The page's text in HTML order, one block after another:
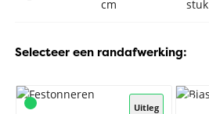
cm
stuk
Selecteer een randafwerking:
Uitleg